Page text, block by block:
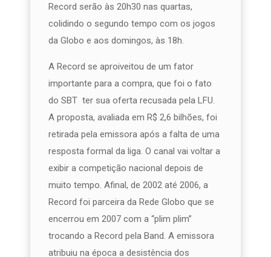
Record serão às 20h30 nas quartas,
colidindo o segundo tempo com os jogos
da Globo e aos domingos, às 18h.
A Record se aproiveitou de um fator
importante para a compra, que foi o fato
do SBT ter sua oferta recusada pela LFU.
A proposta, avaliada em R$ 2,6 bilhões, foi
retirada pela emissora após a falta de uma
resposta formal da liga. O canal vai voltar a
exibir a competição nacional depois de
muito tempo. Afinal, de 2002 até 2006, a
Record foi parceira da Rede Globo que se
encerrou em 2007 com a “plim plim”
trocando a Record pela Band. A emissora
atribuiu na época a desistência dos